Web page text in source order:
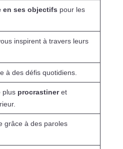
en ses objectifs pour les
inspirent à travers leurs
à des défis quotidiens.
plus procrastineret
grâce à des paroles